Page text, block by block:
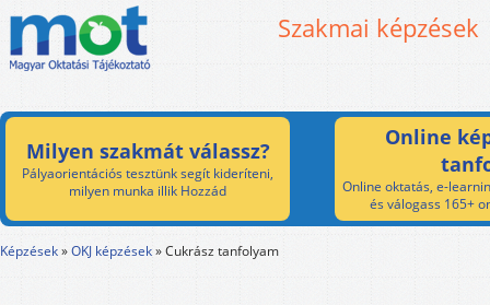
Szakmai képzések
Milyen szakmát válassz?
Pályaorientációs tesztünk segít kideríteni,
milyen munka illik Hozzád
Online
Online oktatás, e-
és válogass 165+
Képzések»OKJ képzések»Cukrász tanfolyam